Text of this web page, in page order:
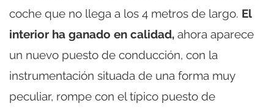
coche que no llega a los 4 metros de largo. El
interior ha ganado en calidad, ahora aparece
un nuevo puesto de conducción, con la
instrumentación situada de una forma muy
peculiar, rompe con el típico puesto de